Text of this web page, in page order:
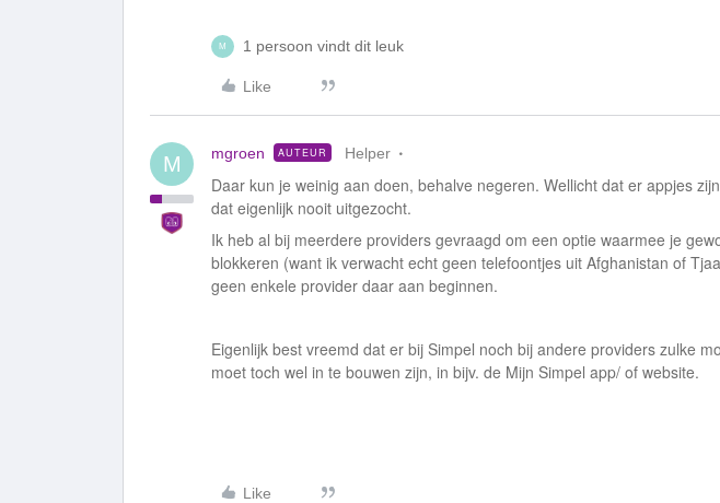
M 1 persoon vindt dit leuk
Like
M mgroen AUTEUR Helper
Daar kun je weinig aan doen, behalve negeren. Wellicht dat er appjes
dat eigenlijk nooit uitgezocht.
Ik heb al bij meerdere providers gevraagd om een optie waarmee je
blokkeren (want ik verwacht echt geen telefoontjes uit Afghanistan of
geen enkele provider daar aan beginnen.
Eigenlijk best vreemd dat er bij Simpel noch bij andere providers zulke
moet toch wel in te bouwen zijn, in bijv. de Mijn Simpel app/ of website.
Like